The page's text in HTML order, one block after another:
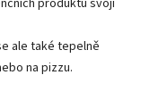
ale také tepelně
na pizzu.